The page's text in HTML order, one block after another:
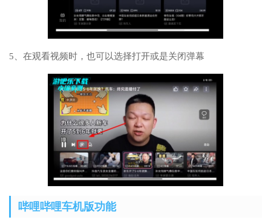
5、在观看视频时，也可以选择打开或是关闭弹幕
哔哩哔哩车机版功能